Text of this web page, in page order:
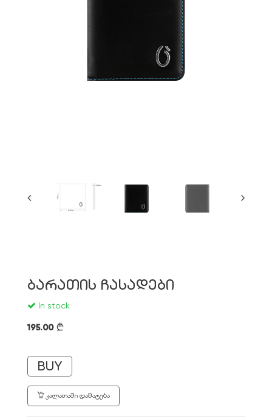
ბარათის ჩასადები
In stock
195.00 }
BUY
ᲙᲐᲚᲐᲗᲐᲨᲘ ᲓᲐᲛᲐᲢᲔᲑᲐ